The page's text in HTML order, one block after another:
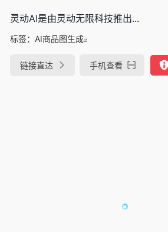
灵动AI是由灵动无限科技推出...
标签： AI商品图生成
链接直达 手机查看